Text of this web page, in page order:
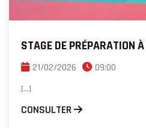
STAGE DE PRÉPARATION
21/02/2026 09:00
[...]
CONSULTER